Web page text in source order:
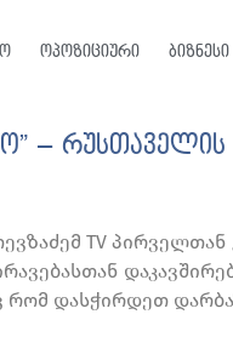
ოპოზიციური ბიზნესი
–
TV პირველთან
რომ დასჭირდეთ